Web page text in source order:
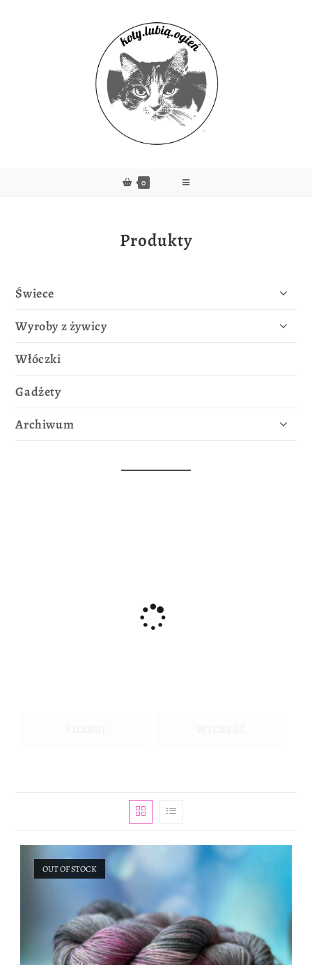
0
OUT OF STOCK
Produkty
Świece
Wyroby z żywicy
Włóczki
Gadżety
Archiwum